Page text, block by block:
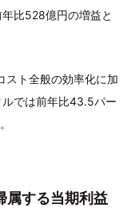
比528億円の増益と
スト全般の効率化に加
では前年比43.5パー
属する当期利益